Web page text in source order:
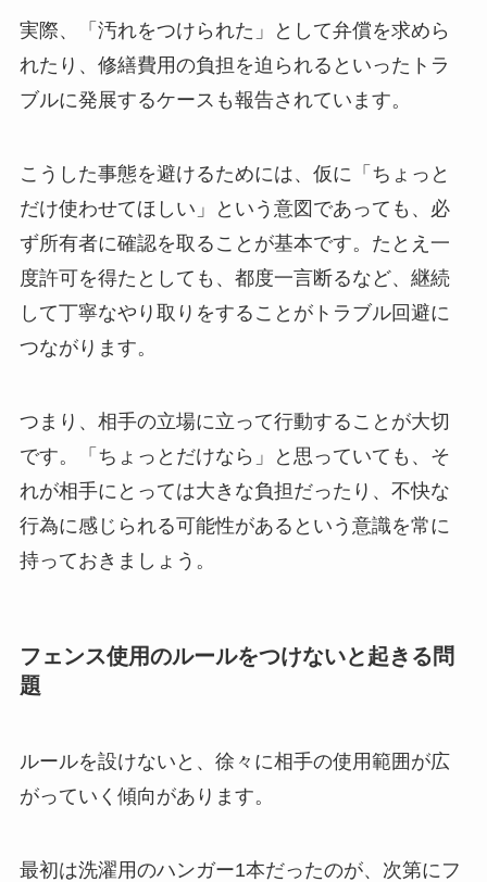
実際、「汚れをつけられた」として弁償を求めら
れたり、修繕費用の負担を迫られるといったトラ
ブルに発展するケースも報告されています。
こうした事態を避けるためには、仮に「ちょっと
だけ使わせてほしい」という意図であっても、必
ず所有者に確認を取ることが基本です。たとえ一
度許可を得たとしても、都度一言断るなど、継続
して丁寧なやり取りをすることがトラブル回避に
つながります。
つまり、相手の立場に立って行動することが大切
です。「ちょっとだけなら」と思っていても、そ
れが相手にとっては大きな負担だったり、不快な
行為に感じられる可能性があるという意識を常に
持っておきましょう。
フェンス使用のルールをつけないと起きる問
題
ルールを設けないと、徐々に相手の使用範囲が広
がっていく傾向があります。
最初は洗濯用のハンガー1本だったのが、次第にフ